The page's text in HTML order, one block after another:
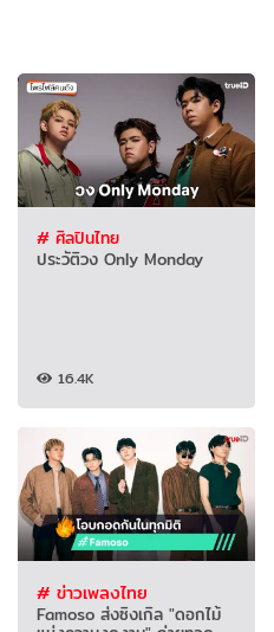
# ศิลปินไทย
ประวัติวง Only Monday
16.4K
# ข่าวเพลงไทย
Famoso ส่งซิงเกิล "ดอกไม้